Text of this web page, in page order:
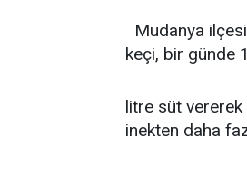
Mudanya
keçi, bir günde
litre süt vererek
inekten daha